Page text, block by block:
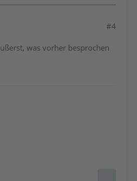
#4
was vorher besprochen